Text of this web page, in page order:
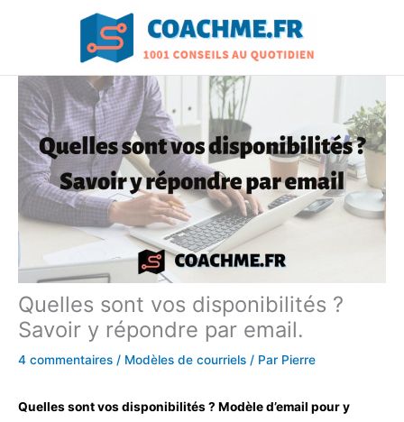
Quelles sont vos disponibilités ?
Savoir y répondre par email.
4 commentaires / Modèles de courriels / Par Pierre
Quelles sont vos disponibilités ? Modèle d’email pour y